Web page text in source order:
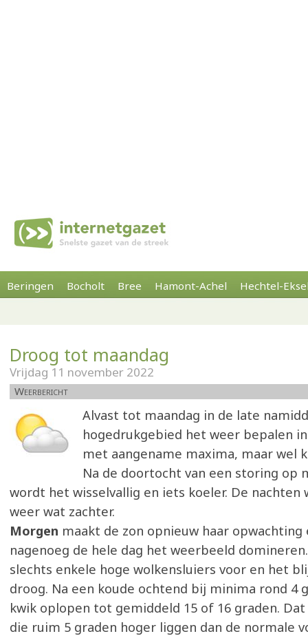
Beringen Bocholt Bree Hamont-Achel Hechtel-
Droog tot maandag
Vrijdag 11 november 2022
Weerbericht
Alvast tot maandag in de late
hogedrukgebied het weer bepalen
met aangename maxima, maar wel
Na de doortocht van een storing op
wordt het wisselvallig en iets koeler. De nachten
weer wat zachter.
Morgen maakt de zon opnieuw haar opwachting
nagenoeg de hele dag het weerbeeld
slechts enkele hoge wolkensluiers voor en het
droog. Na een koude ochtend bij minima rond 4
kwik oplopen tot gemiddeld 15 of 16 graden.
die ruim 5 graden hoger liggen dan de normale